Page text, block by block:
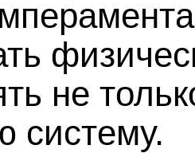
не
систему.